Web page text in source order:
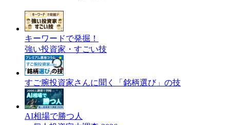
キーワードで発掘！
強い投資家・すごい技
すご腕投資家さんに聞く「銘柄選び」の技
AI相場で勝つ人